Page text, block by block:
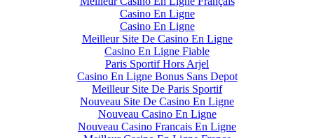
Casino En Ligne
Casino En Ligne
Meilleur Site De Casino En Ligne
Casino En Ligne Fiable
Paris Sportif Hors Arjel
Casino En Ligne Bonus Sans Depot
Meilleur Site De Paris Sportif
Nouveau Site De Casino En Ligne
Nouveau Casino En Ligne
Nouveau Casino Francais En Ligne